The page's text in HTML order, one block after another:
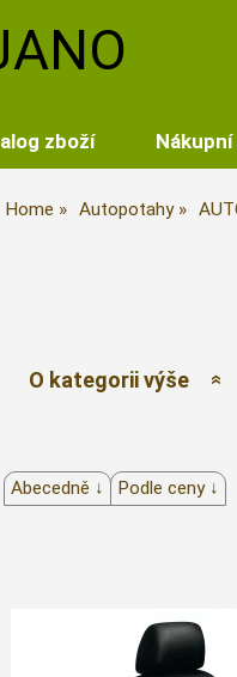
zboží
Home Autopotahy
O kategorii výše
Abecedně ↓ Podle ceny ↓